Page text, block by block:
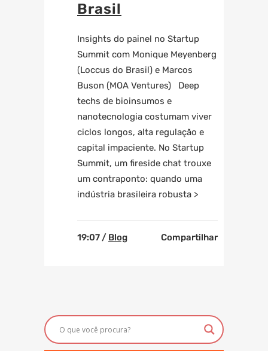
Brasil
Insights do painel no Startup
Summit com Monique Meyenberg
(Loccus do Brasil) e Marcos
Buson (MOA Ventures) Deep
techs de bioinsumos e
nanotecnologia costumam viver
ciclos longos, alta regulação e
capital impaciente. No Startup
Summit, um fireside chat trouxe
um contraponto: quando uma
indústria brasileira robusta >
19:07 / Blog Compartilhar